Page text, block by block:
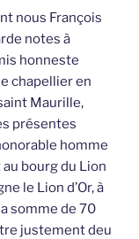
nous François
notes à
honneste
chapellier en
Maurille,
présentes
homme
bourg du Lion
le Lion d’Or, à
somme de 70
justement deu